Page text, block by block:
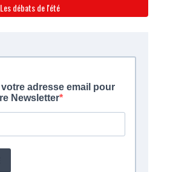
Les débats de l'été